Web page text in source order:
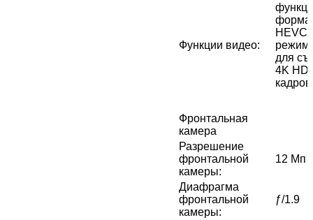
Функции видео:
HEVC,
режим
для
4K
Фронтальная
камера
Разрешение
фронтальной
камеры:
12 Мп
Диафрагма
фронтальной
камеры:
ƒ/1.9